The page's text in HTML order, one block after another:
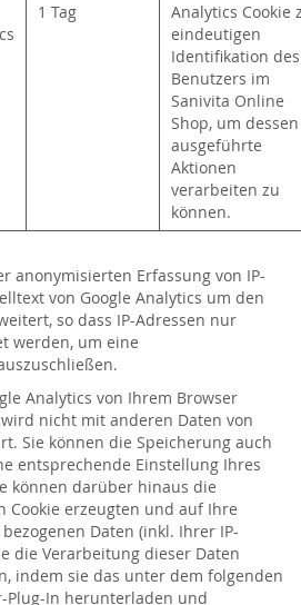
1 Tag
Analytics Cookie
eindeutigen
Identifikation des
Benutzers im
Sanivita Online
Shop, um dessen
ausgeführte
Aktionen
verarbeiten zu
können.
anonymisierten Erfassung von IP-
von Google Analytics um den
so dass IP-Adressen nur
werden, um eine
Analytics von Ihrem Browser
nicht mit anderen Daten von
Sie können die Speicherung auch
entsprechende Einstellung Ihres
können darüber hinaus die
Cookie erzeugten und auf Ihre
Daten (inkl. Ihrer IP-
die Verarbeitung dieser Daten
indem sie das unter dem folgenden
Plug-In herunterladen und